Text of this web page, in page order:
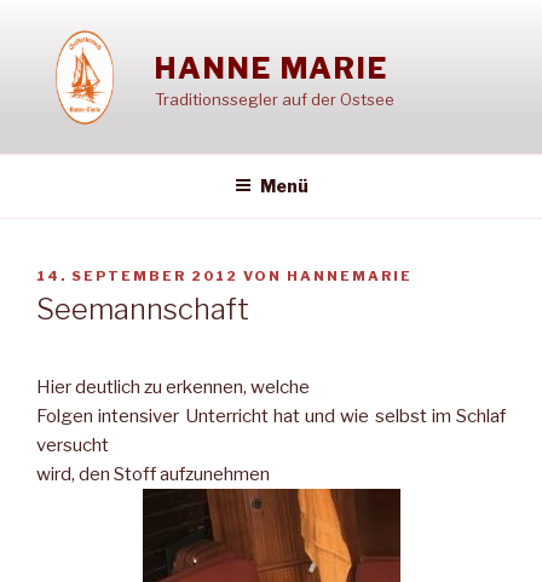
springen
HANNE MARIE
Traditionssegler auf der Ostsee
Menü
VERÖFFENTLICHT
AM
14. SEPTEMBER 2012 VON HANNEMARIE
Seemannschaft
Hier deutlich zu erkennen, welche
Folgen intensiver Unterricht hat und wie selbst im Schlaf
versucht
wird, den Stoff aufzunehmen